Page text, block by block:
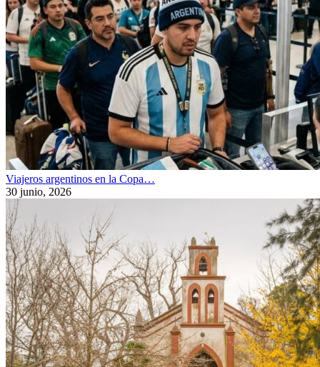
Viajeros argentinos en la Copa…
30 junio, 2026